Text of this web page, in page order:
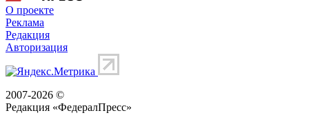
О проекте
Реклама
Редакция
Авторизация
2007-2026 ©
Редакция «ФедералПресс»